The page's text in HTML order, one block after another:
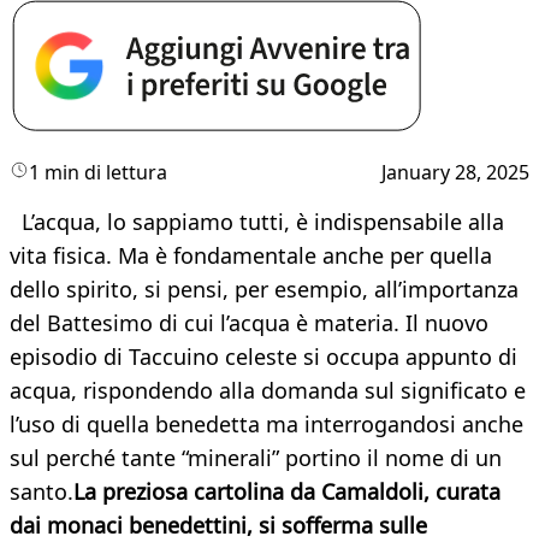
1 min di lettura January 28, 2025
L’acqua, lo sappiamo tutti, è indispensabile alla
vita fisica. Ma è fondamentale anche per quella
dello spirito, si pensi, per esempio, all’importanza
del Battesimo di cui l’acqua è materia. Il nuovo
episodio di Taccuino celeste si occupa appunto di
acqua, rispondendo alla domanda sul significato e
l’uso di quella benedetta ma interrogandosi anche
sul perché tante “minerali” portino il nome di un
santo.La preziosa cartolina da Camaldoli, curata
dai monaci benedettini, si sofferma sulle